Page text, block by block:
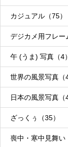
カジュアル（75）
デジカメ用フレー
午 (うま) 写真（4）
世界の風景写真（4
日本の風景写真（4
ざっくぅ（35）
喪中・寒中見舞い